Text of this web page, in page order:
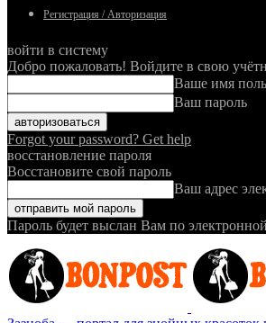
Регистрация / Авторизация
войти в систему
Добро пожаловать! Войдите в свою
Ваше имя
Ваш пароль
Forgot your password? Get help
восстановление пароля
Восстановите свой пароль
Ваш адрес
Пароль будет выслан Вам по